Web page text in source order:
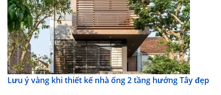
Lưu ý vàng khi thiết kế nhà ống 2 tầng hướng Tây đẹp